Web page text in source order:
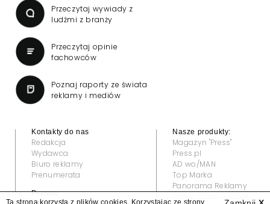
Przeczytaj wywiady z
ludźmi z branży
Przeczytaj opinie
fachowców
Poznaj raporty ze świata
reklamy i mediów
Kontakty do nas
Redakcja
Wydawca
Biuro reklamy
Prenumerata
Prawne:
Nasze produkty:
Magazyn "Press"
Press.pl
AD wo/MAN
Top Marka
Panorama Reklamy
Ta strona korzysta z plików cookies. Korzystając ze strony